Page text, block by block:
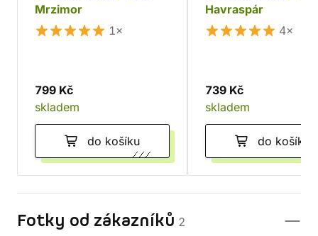
Mrzimor
1×
799 Kč
skladem
do košíku
Havraspár
4×
739 Kč
skladem
do košíku
Fotky od zákazníků 2